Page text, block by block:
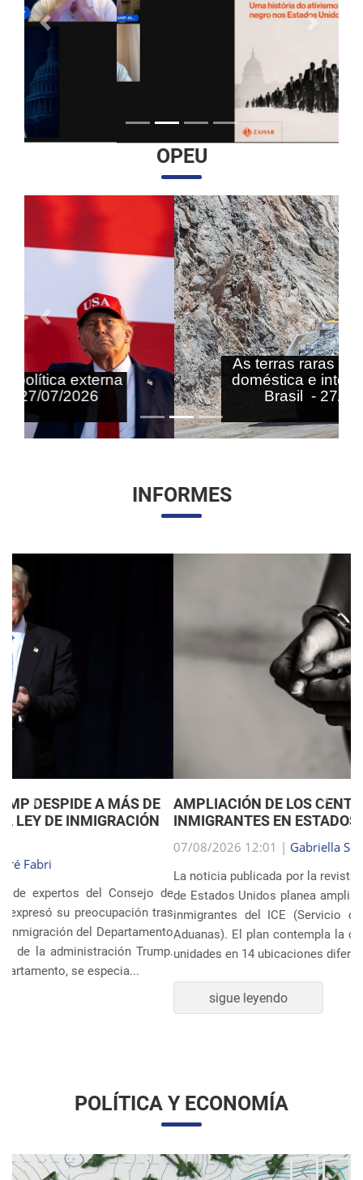
Anterior
OPEU
As terras raras nas agendas
doméstica e internacional do
Brasil - 27/07/2026
Anterior Próximo
INFORMES
AMPLIACIÓN DE LOS CENTROS DE DETENCIÓN DE
INMIGRANTES EN ESTADOS UNIDOS
Gabriella Schimpl Tebar Anunciação
La noticia publicada por la revista TIME revela que el gobierno
de Estados Unidos planea ampliar el sistema de detención de
inmigrantes del ICE (Servicio de Inmigración y Control de
Aduanas). El plan contempla la construcción o ampliación de
unidades en 14 ubicaciones diferentes, incluye...
Anterior
POLÍTICA Y ECONOMÍA